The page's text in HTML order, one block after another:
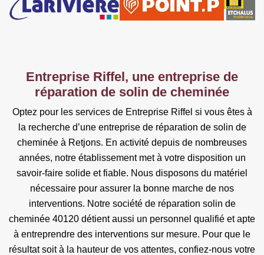
Entreprise Riffel, une entreprise de
réparation de solin de cheminée
Optez pour les services de Entreprise Riffel si vous êtes à
la recherche d’une entreprise de réparation de solin de
cheminée à Retjons. En activité depuis de nombreuses
années, notre établissement met à votre disposition un
savoir-faire solide et fiable. Nous disposons du matériel
nécessaire pour assurer la bonne marche de nos
interventions. Notre société de réparation solin de
cheminée 40120 détient aussi un personnel qualifié et apte
à entreprendre des interventions sur mesure. Pour que le
résultat soit à la hauteur de vos attentes, confiez-nous votre